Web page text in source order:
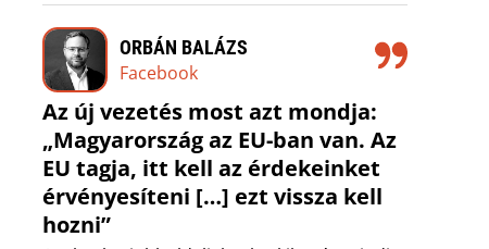
ORBÁN BALÁZS
Facebook
Az új vezetés most azt mondja:
„Magyarország az EU-ban van. Az
EU tagja, itt kell az érdekeinket
érvényesíteni […] ezt vissza kell
hozni”